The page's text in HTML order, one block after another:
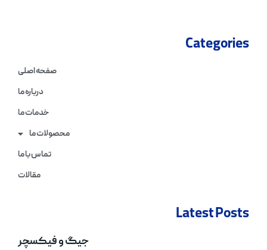
Categories
صفحه اصلی
درباره ما
خدمات ما
محصولات ما
تماس با ما
مقالات
Latest Posts
جیگ و فیکسچر